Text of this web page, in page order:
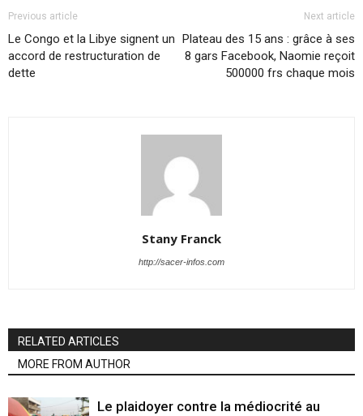
Previous article
Le Congo et la Libye signent un
accord de restructuration de
dette
Next article
Plateau des 15 ans : grâce à ses
8 gars Facebook, Naomie reçoit
500000 frs chaque mois
Stany Franck
http://sacer-infos.com
RELATED ARTICLES
MORE FROM AUTHOR
Le plaidoyer contre la médiocrité au